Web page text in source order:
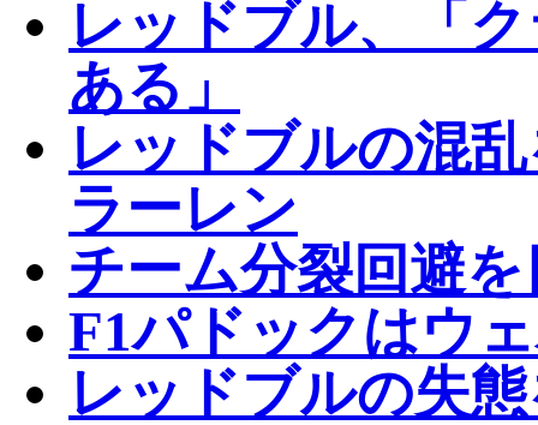
レッドブル、「
ある」
レッドブルの混
ラーレン
チーム分裂回避
F1パドックはウ
レッドブルの失